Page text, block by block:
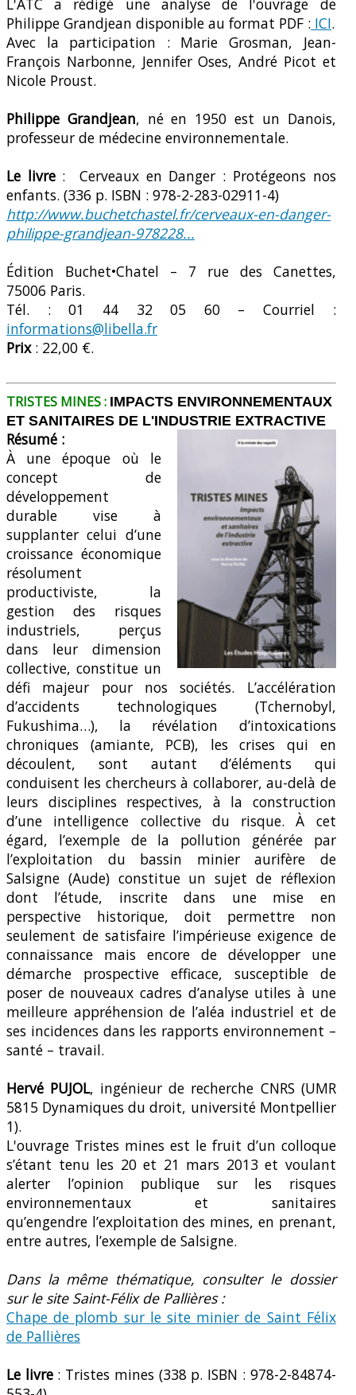
Philippe Grandjean disponible au format PDF : ICI.
Avec la participation : Marie Grosman, Jean-
François Narbonne, Jennifer Oses, André Picot et
Nicole Proust.
Philippe Grandjean, né en 1950 est un Danois,
professeur de médecine environnementale.
Le livre: Cerveaux en Danger : Protégeons nos
enfants. (336 p. ISBN : 978-2-283-02911-4)
http://www.buchetchastel.fr/cerveaux-en-danger-
philippe-grandjean-978228...
Édition Buchet•Chatel – 7 rue des Canettes,
75006 Paris.
Tél. : 01 44 32 05 60 – Courriel :
informations@libella.fr
Prix: 22,00 €.
TRISTES MINES : IMPACTS ENVIRONNEMENTAUX
ET SANITAIRES DE L'INDUSTRIE EXTRACTIVE
Résumé :
À une époque où le
concept de
développement
durable vise à
supplanter celui d’une
croissance économique
résolument
productiviste, la
gestion des risques
industriels, perçus
dans leur dimension
collective, constitue un
défi majeur pour nos sociétés. L’accélération
d’accidents technologiques (Tchernobyl,
Fukushima…), la révélation d’intoxications
chroniques (amiante, PCB), les crises qui en
découlent, sont autant d’éléments qui
conduisent les chercheurs à collaborer, au-delà de
leurs disciplines respectives, à la construction
d’une intelligence collective du risque. À cet
égard, l’exemple de la pollution générée par
l’exploitation du bassin minier aurifère de
Salsigne (Aude) constitue un sujet de réflexion
dont l’étude, inscrite dans une mise en
perspective historique, doit permettre non
seulement de satisfaire l’impérieuse exigence de
connaissance mais encore de développer une
démarche prospective efficace, susceptible de
poser de nouveaux cadres d’analyse utiles à une
meilleure appréhension de l’aléa industriel et de
ses incidences dans les rapports environnement –
santé – travail.
Hervé PUJOL, ingénieur de recherche CNRS (UMR
5815 Dynamiques du droit, université Montpellier
1).
L'ouvrage Tristes mines est le fruit d’un colloque
s’étant tenu les 20 et 21 mars 2013 et voulant
alerter l’opinion publique sur les risques
environnementaux et sanitaires
qu’engendre l’exploitation des mines, en prenant,
entre autres, l’exemple de Salsigne.
Dans la même thématique, consulter le dossier
sur le site Saint-Félix de Pallières :
Chape de plomb sur le site minier de Saint Félix
de Pallières
Le livre: Tristes mines (338 p. ISBN : 978-2-84874-